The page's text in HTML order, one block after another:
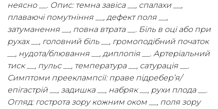
неясно __. Опис: темна завіса __, спалахи __,
плаваючі помутніння __, дефект поля __,
затуманення __, повна втрата __. Біль в оці або при
рухах __, головний біль __, громоподібний початок
__, нудота/блювання __, диплопія __. Артеріальний
тиск __, пульс __, температура __, сатурація __.
Симптоми прееклампсії: праве підребер’я/
епігастрій __, задишка __, набряк __, рухи плода __.
Огляд: гострота зору кожним оком __, поля зору